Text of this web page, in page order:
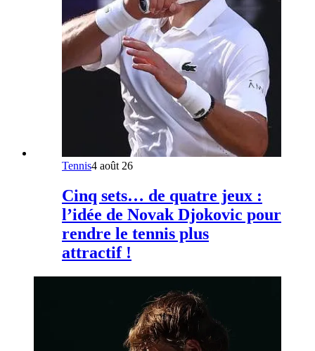
Tennis4 août 26
Cinq sets… de quatre jeux :
l’idée de Novak Djokovic pour
rendre le tennis plus
attractif !